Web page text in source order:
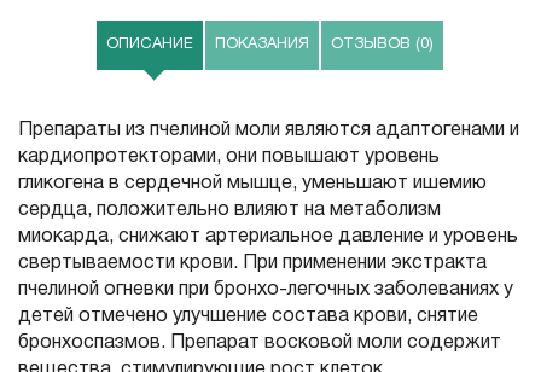
ОПИСАНИЕ ПОКАЗАНИЯ ОТЗЫВОВ (0)
Препараты из пчелиной моли являются адаптогенами и
кардиопротекторами, они повышают уровень
гликогена в сердечной мышце, уменьшают ишемию
сердца, положительно влияют на метаболизм
миокарда, снижают артериальное давление и уровень
свертываемости крови. При применении экстракта
пчелиной огневки при бронхо-легочных заболеваниях у
детей отмечено улучшение состава крови, снятие
бронхоспазмов. Препарат восковой моли содержит